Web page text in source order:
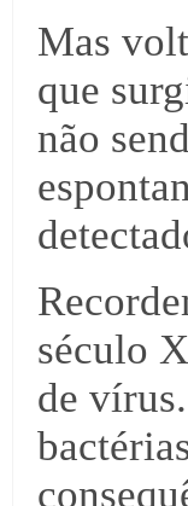
Mas
que
não
século
de